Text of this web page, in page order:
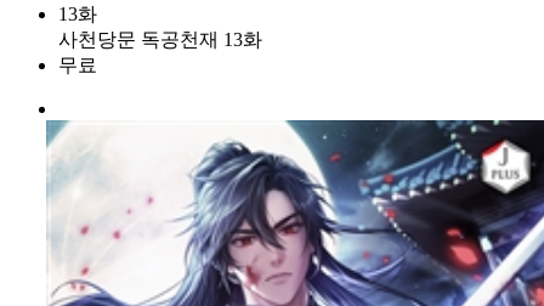
13화
사천당문 독공천재 13화
무료